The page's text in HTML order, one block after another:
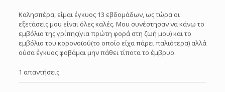
Καλησπέρα, είμαι έγκυος 13 εβδομάδων, ως τώρα οι
εξετάσεις μου είναι όλες καλές. Μου συνέστησαν να κάνω το
εμβόλιο της γρίπης(για πρώτη φορά στη ζωή μου) και το
εμβόλιο του κορονοϊού(το οποίο είχα πάρει παλιότερα) αλλά
ούσα έγκυος φοβάμαι μην πάθει τίποτα το έμβρυο.
1 απαντήσεις